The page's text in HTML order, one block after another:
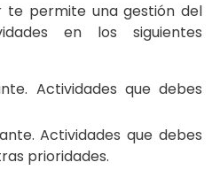
te permite una gestión del
en los siguientes
Actividades que debes
Actividades que debes
prioridades.